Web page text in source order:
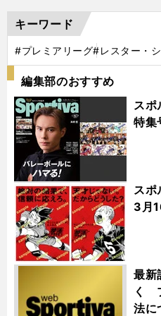
キーワード
#プレミアリーグ#レスター・
編集部のおすすめ
ス
特
ス
3月
最新
く
法に